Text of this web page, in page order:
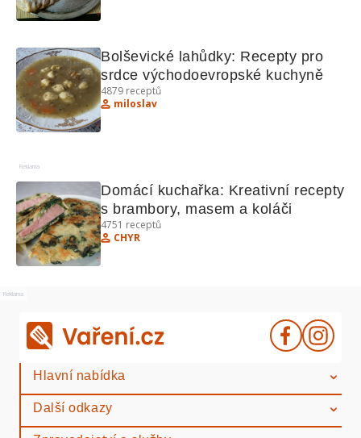
Bolševické lahůdky: Recepty pro
srdce východoevropské kuchyně
4879 receptů
miloslav
Reklama
Domácí kuchařka: Kreativní recepty
s brambory, masem a koláči
4751 receptů
CHYR
Reklama
Hlavní nabídka
Další odkazy